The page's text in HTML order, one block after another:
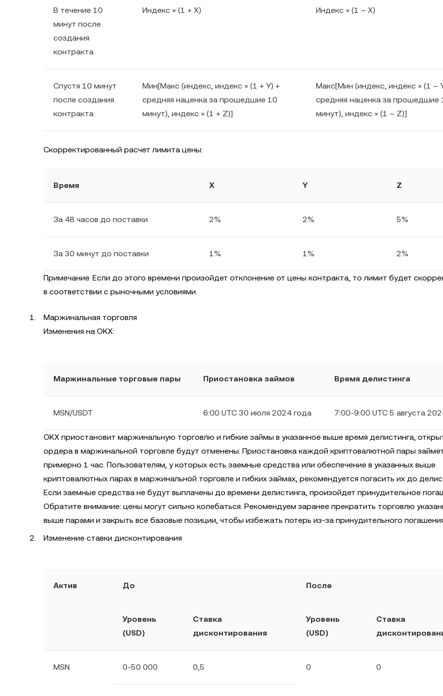
В течение 10
минут после
создания
контракта
Индекс × (1 + X) Индекс × (1 – X)
Спустя 10 минут
после создания
контракта
Мин[Макс (индекс, индекс × (1 + Y) +
средняя наценка за прошедшие 10
минут), индекс × (1 + Z)]
Макс[Мин (индекс, индекс × (1 –
средняя наценка за прошедшие
минут), индекс × (1 – Z)]
Скорректированный расчет лимита цены:
Время X Y Z
За 48 часов до поставки 2% 2% 5%
За 30 минут до поставки 1% 1% 2%
Примечание. Если до этого времени произойдет отклонение от цены контракта, то лимит будет
в соответствии с рыночными условиями.
Маржинальная торговля
Изменения на OKX:
Маржинальные торговые пары Приостановка займов Время делистинга
MSN/USDT 6:00 UTC 30 июля 2024 года 7:00-9:00 UTC 5 августа
OKX приостановит маржинальную торговлю и гибкие займы в указанное выше время делистинга,
ордера в маржинальной торговле будут отменены. Приостановка каждой криптовалютной пары
примерно 1 час. Пользователям, у которых есть заемные средства или обеспечение в указанных выше
криптовалютных парах в маржинальной торговле и гибких займах, рекомендуется погасить их до
Если заемные средства не будут выплачены до времени делистинга, произойдет принудительное
Обратите внимание: цены могут сильно колебаться. Рекомендуем заранее прекратить торговлю
выше парами и закрыть все базовые позиции, чтобы избежать потерь из-за принудительного
Изменение ставки дисконтирования
Актив До После
Уровень
(USD)
Ставка
дисконтирования
Уровень
(USD)
Ставка
MSN 0-50 000 0,5 0 0